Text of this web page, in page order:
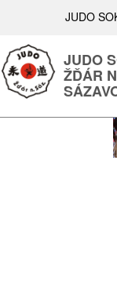
JUDO
JUDO
ŽĎÁR
Všechny fotografie